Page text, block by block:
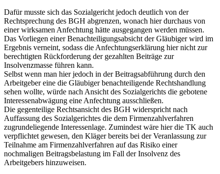
Dafür musste sich das Sozialgericht jedoch deutlich von der
Rechtsprechung des BGH abgrenzen, wonach hier durchaus von
einer wirksamen Anfechtung hätte ausgegangen werden müssen.
Das Vorliegen einer Benachteiligungsabsicht der Gläubiger wird im
Ergebnis verneint, sodass die Anfechtungserklärung hier nicht zur
berechtigten Rückforderung der gezahlten Beiträge zur
Insolvenzmasse führen kann.
Selbst wenn man hier jedoch in der Beitragsabführung durch den
Arbeitgeber eine die Gläubiger benachteiligende Rechtshandlung
sehen wollte, würde nach Ansicht des Sozialgerichts die gebotene
Interessenabwägung eine Anfechtung ausschließen.
Die gegenteilige Rechtsansicht des BGH widerspricht nach
Auffassung des Sozialgerichtes die dem Firmenzahlverfahren
zugrundeliegende Interessenlage. Zumindest wäre hier die TK auch
verpflichtet gewesen, den Kläger bereits bei der Veranlassung zur
Teilnahme am Firmenzahlverfahren auf das Risiko einer
nochmaligen Beitragsbelastung im Fall der Insolvenz des
Arbeitgebers hinzuweisen.